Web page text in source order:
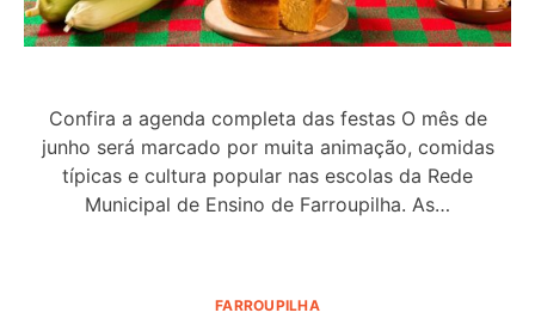
Confira a agenda completa das festas O mês de
junho será marcado por muita animação, comidas
típicas e cultura popular nas escolas da Rede
Municipal de Ensino de Farroupilha. As…
FARROUPILHA